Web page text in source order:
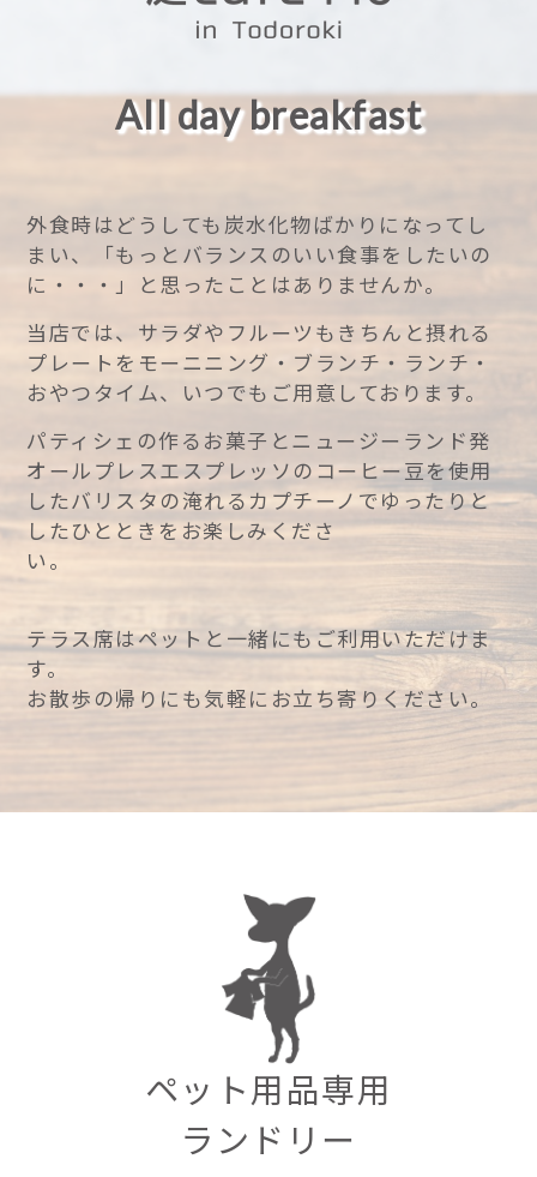
All day breakfast
外食時はどうしても炭水化物ばかりになってし
まい、「もっとバランスのいい食事をしたいの
に・・・」
と思ったことはありませんか。
当店では、サラダやフルーツもきちんと摂れる
プレートをモーニニング・ ブランチ・ランチ・
おやつタイム、いつでもご用意しております。
パティシェの作るお菓子とニュージーランド発
オールプレスエスプレッソのコーヒー豆を使用
したバリスタの淹れるカプチーノでゆったりと
したひとときをお楽しみくださ
い。
テラス席はペットと一緒にもご利用いただけま
す。
お散歩の帰りにも気軽にお立ち寄りください。
ペット用品専用
ランドリー